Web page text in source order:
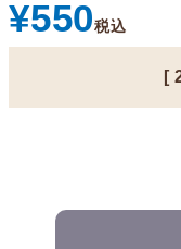
¥550税込
[